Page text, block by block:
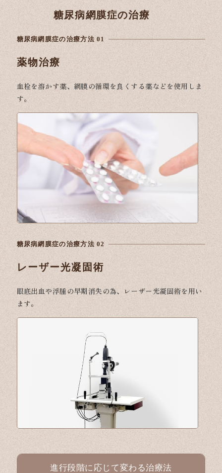
糖尿病網膜症の治療
糖尿病網膜症の治療方法 01
薬物治療
血栓を溶かす薬、網膜の循環を良くする薬などを使用しま
す。
糖尿病網膜症の治療方法 02
レーザー光凝固術
眼底出血や浮腫の早期消失の為、レーザー光凝固術を用い
ます。
進行段階に応じて変わる治療法